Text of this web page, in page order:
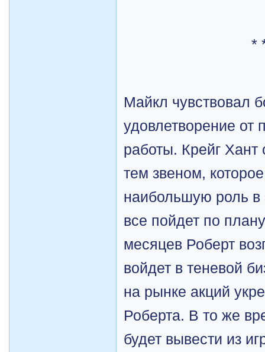
*
Майкл чувствовал
удовлетворение от
работы. Крейг Хант
тем звеном,
наибольшую роль в
все пойдет по
месяцев Роберт
войдет в теневой
на рынке акций
Роберта. В то же
будет вывести из